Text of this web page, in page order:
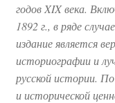
годов XIX века.
1892 г., в ряде
издание является
историографии и
русской истории.
и исторической